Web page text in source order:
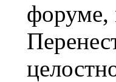
форуме,